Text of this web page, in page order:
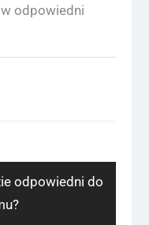
odpowiedni
odpowiedni do